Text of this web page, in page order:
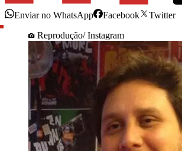
Enviar no WhatsApp Facebook
Twitter
Reprodução/ Instagram